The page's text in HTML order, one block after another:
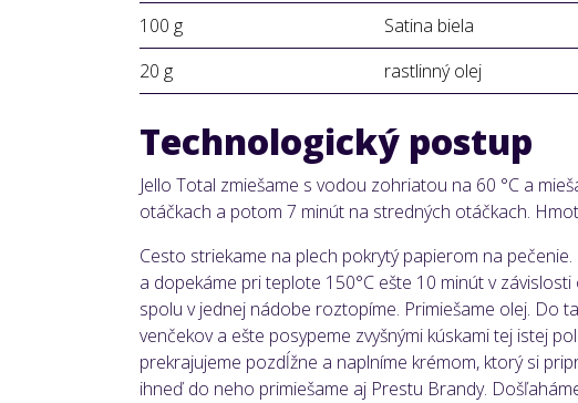
100 g
Satina biela
20 g
rastlinný olej
Technologický postup
Jello Total zmiešame s vodou zohriatou na 60 °C a
otáčkach a potom 7 minút na stredných otáčkach.
Cesto striekame na plech pokrytý papierom na
a dopekáme pri teplote 150°C ešte 10 minút v
spolu v jednej nádobe roztopíme. Primiešame olej. Do
venčekov a ešte posypeme zvyšnými kúskami tej istej
prekrajujeme pozdĺžne a naplníme krémom, ktorý si
ihneď do neho primiešame aj Prestu Brandy.